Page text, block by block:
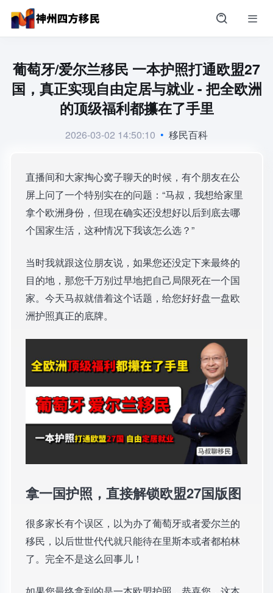
葡萄牙/爱尔兰移民 一本护照打通欧盟27
国，真正实现自由定居与就业 - 把全欧洲
的顶级福利都攥在了手里
2026-03-02 14:50:10 • 移民百科
直播间和大家掏心窝子聊天的时候，有个朋友在公
屏上问了一个特别实在的问题：“马叔，我想给家里
拿个欧洲身份，但现在确实还没想好以后到底去哪
个国家生活，这种情况下我该怎么选？”
当时我就跟这位朋友说，如果您还没定下来最终的
目的地，那您千万别过早地把自己局限死在一个国
家。今天马叔就借着这个话题，给您好好盘一盘欧
洲护照真正的底牌。
拿一国护照，直接解锁欧盟27国版图
很多家长有个误区，以为办了葡萄牙或者爱尔兰的
移民，以后世世代代就只能待在里斯本或者都柏林
了。完全不是这么回事儿！